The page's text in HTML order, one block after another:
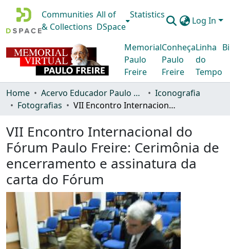
Communities
& Collections
All of
DSpace
Statistics
Log In
Memorial
Paulo
Freire
Conheça
Paulo
Freire
Linha
do
Tempo
Home Acervo Educador Paulo Freire
Iconografia
Fotografias
VII Encontro Internacional do Fórum Paulo Freire: Cerimônia de encerramento e assinatura da carta do Fórum
VII Encontro Internacional do
Fórum Paulo Freire: Cerimônia de
encerramento e assinatura da
carta do Fórum